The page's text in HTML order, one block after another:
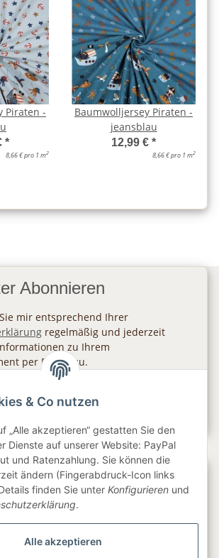
Piraten -
*
8,66 € pro 1 m2
Baumwolljersey Piraten -
jeansblau
12,99 € *
8,66 € pro 1 m2
Abonnieren
mir entsprechend Ihrer
regelmäßig und jederzeit
zu Ihrem
per E-Mail zu.
& Co nutzen
„Alle akzeptieren“ gestatten Sie den
Dienste auf unserer Website: PayPal
und Ratenzahlung. Sie können die
ändern (Fingerabdruck-Icon links
finden Sie unter Konfigurieren und
.
Alle akzeptieren